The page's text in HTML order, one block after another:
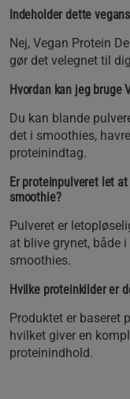
Indeholder dette
Nej, Vegan Protein
gør det velegnet til
Hvordan kan jeg bruge
Du kan blande
det i smoothies,
proteinindtag.
Er proteinpulveret let
smoothie?
Pulveret er
at blive grynet, både
smoothies.
Hvilke proteinkilder er
Produktet er baseret
hvilket giver en
proteinindhold.